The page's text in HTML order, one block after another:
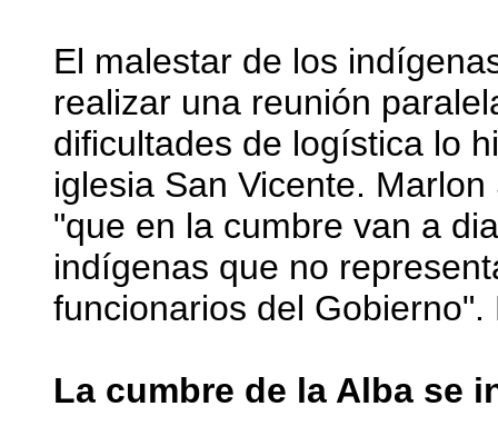
El malestar de los
realizar una reunión
dificultades de logística lo
iglesia San Vicente.
"que en la cumbre van a
indígenas que no
funcionarios del Gobierno".
La cumbre de la Alba se